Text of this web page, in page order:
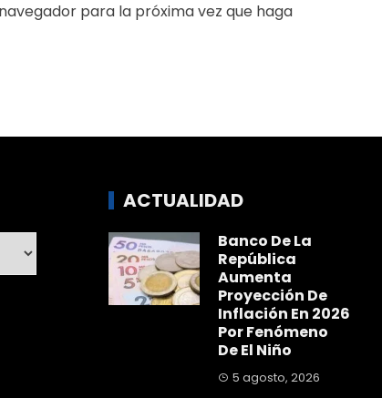
para la próxima vez que haga
ACTUALIDAD
Banco De La
República
Aumenta
Proyección De
Inflación En 2026
Por Fenómeno
De El Niño
5 agosto, 2026